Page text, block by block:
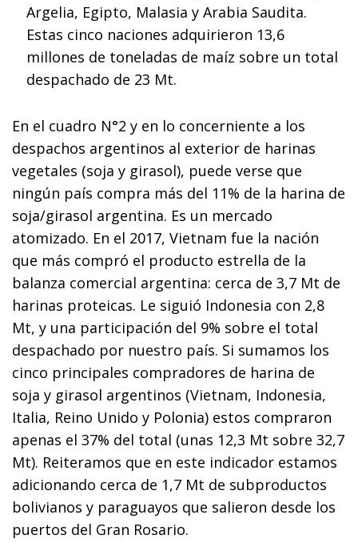
Argelia, Egipto, Malasia y Arabia Saudita.
Estas cinco naciones adquirieron 13,6
millones de toneladas de maíz sobre un total
despachado de 23 Mt.
En el cuadro N°2 y en lo concerniente a los
despachos argentinos al exterior de harinas
vegetales (soja y girasol), puede verse que
ningún país compra más del 11% de la harina de
soja/girasol argentina. Es un mercado
atomizado. En el 2017, Vietnam fue la nación
que más compró el producto estrella de la
balanza comercial argentina: cerca de 3,7 Mt de
harinas proteicas. Le siguió Indonesia con 2,8
Mt, y una participación del 9% sobre el total
despachado por nuestro país. Si sumamos los
cinco principales compradores de harina de
soja y girasol argentinos (Vietnam, Indonesia,
Italia, Reino Unido y Polonia) estos compraron
apenas el 37% del total (unas 12,3 Mt sobre 32,7
Mt). Reiteramos que en este indicador estamos
adicionando cerca de 1,7 Mt de subproductos
bolivianos y paraguayos que salieron desde los
puertos del Gran Rosario.